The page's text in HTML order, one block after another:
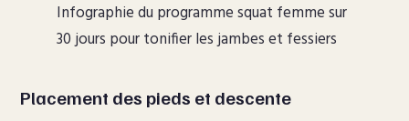
Infographie du programme squat femme sur
30 jours pour tonifier les jambes et fessiers
Placement des pieds et descente